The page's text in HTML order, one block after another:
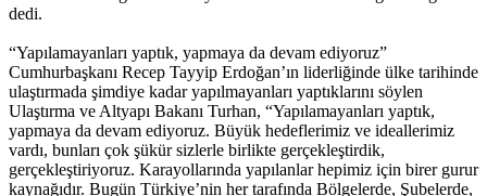
dedi.
“Yapılamayanları yaptık, yapmaya da devam ediyoruz”
Cumhurbaşkanı Recep Tayyip Erdoğan’ın liderliğinde ülke tarihinde
ulaştırmada şimdiye kadar yapılmayanları yaptıklarını söylen
Ulaştırma ve Altyapı Bakanı Turhan, “Yapılamayanları yaptık,
yapmaya da devam ediyoruz. Büyük hedeflerimiz ve ideallerimiz
vardı, bunları çok şükür sizlerle birlikte gerçekleştirdik,
gerçekleştiriyoruz. Karayollarında yapılanlar hepimiz için birer gurur
kaynağıdır. Bugün Türkiye’nin her tarafında Bölgelerde, Şubelerde,